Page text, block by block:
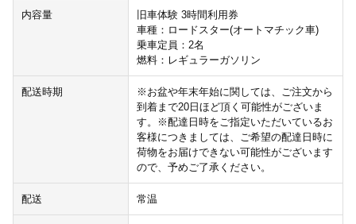
内容量
旧車体験 3時間利用券
車種：ロードスター(オートマチック車)
乗車定員：2名
燃料：レギュラーガソリン
配送時期
※お盆や年末年始に関しては、ご注文から
到着まで20日ほど頂く可能性がございま
す。※配達日時をご指定いただいているお
客様につきましては、ご希望の配達日時に
荷物をお届けできない可能性がございます
ので、予めご了承ください。
配送 常温